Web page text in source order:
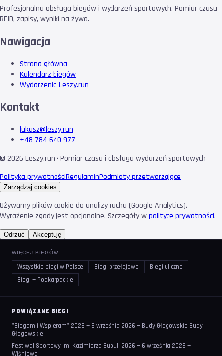
Profesjonalna obsługa biegów i wydarzeń sportowych. Pomiar czasu
RFID, zapisy, wyniki na żywo.
Nawigacja
Strona główna
Kalendarz biegów
Wydarzenia Leszy.run
Kontakt
lukasz@leszy.run
+48 784 640 977
© 2026 Leszy.run · Pomiar czasu i obsługa wydarzeń sportowych
Polityka prywatnościRegulaminPodmioty przetwarzające
Zarządzaj cookies
Używamy plików cookie do analizy ruchu (Google Analytics).
Wyrażenie zgody jest opcjonalne. Szczegóły wpolityce prywatności.
Odrzuć Akceptuję
WIĘCEJ BIEGÓW
Wszystkie biegi w Polsce Biegi przełajowe
Biegi uliczne
Biegi — Podkarpackie
POWIĄZANE BIEGI
"Biegam i Wspieram" 2026 — 6 września 2026 — Budy Głogowskie Budy
Głogowskie
Festiwal Sportowy im. Kazimierza Bubuli 2026 — 6 września 2026 —
Wiśniowa